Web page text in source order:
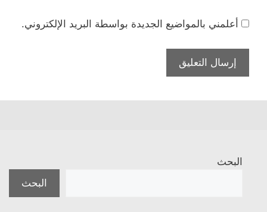
أعلمني بالمواضيع الجديدة بواسطة البريد الإلكتروني.
البحث
البحث